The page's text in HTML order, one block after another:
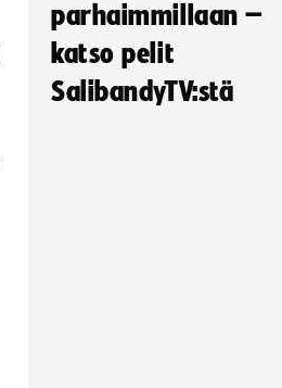
parhaimmillaan –
katso pelit
SalibandyTV:stä